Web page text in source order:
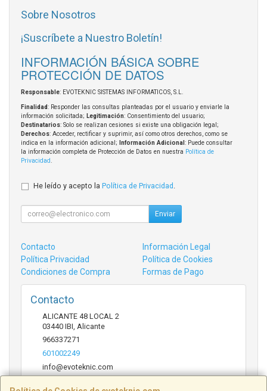
Sobre Nosotros
¡Suscríbete a Nuestro Boletín!
INFORMACIÓN BÁSICA SOBRE
PROTECCIÓN DE DATOS
Responsable: EVOTEKNIC SISTEMAS INFORMATICOS, S.L.
Finalidad: Responder las consultas planteadas por el usuario y enviarle la
información solicitada; Legitimación: Consentimiento del usuario;
Destinatarios: Solo se realizan cesiones si existe una obligación legal;
Derechos: Acceder, rectificar y suprimir, así como otros derechos, como se
indica en la información adicional;
Información Adicional : Puede consultar
la información completa de Protección de Datos en nuestra Política de
Privacidad
He leído y acepto la Política de Privacidad
Enviar
Contacto
Información Legal
Política Privacidad
Política de Cookies
Condiciones de Compra
Formas de Pago
Contacto
ALICANTE 48 LOCAL 2
03440 IBI Alicante
966337271
601002249
info@evoteknic.com